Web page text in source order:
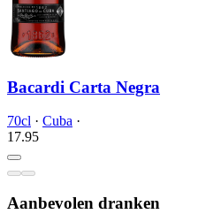
Bacardi Carta Negra
70cl · Cuba ·
17.95
Aanbevolen dranken